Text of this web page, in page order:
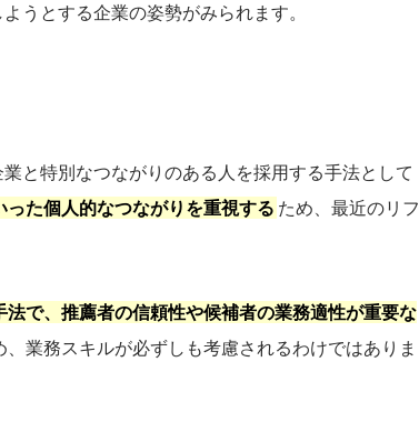
うとする企業の姿勢がみられます。
と特別なつながりのある人を採用する手法として
た個人的なつながりを重視する ため、最近のリフ
で、推薦者の信頼性や候補者の業務適性が重要な
業務スキルが必ずしも考慮されるわけではありま